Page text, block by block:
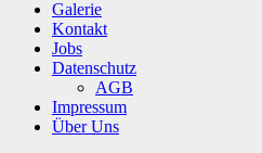
Galerie
Kontakt
Jobs
Datenschutz
AGB
Impressum
Über Uns